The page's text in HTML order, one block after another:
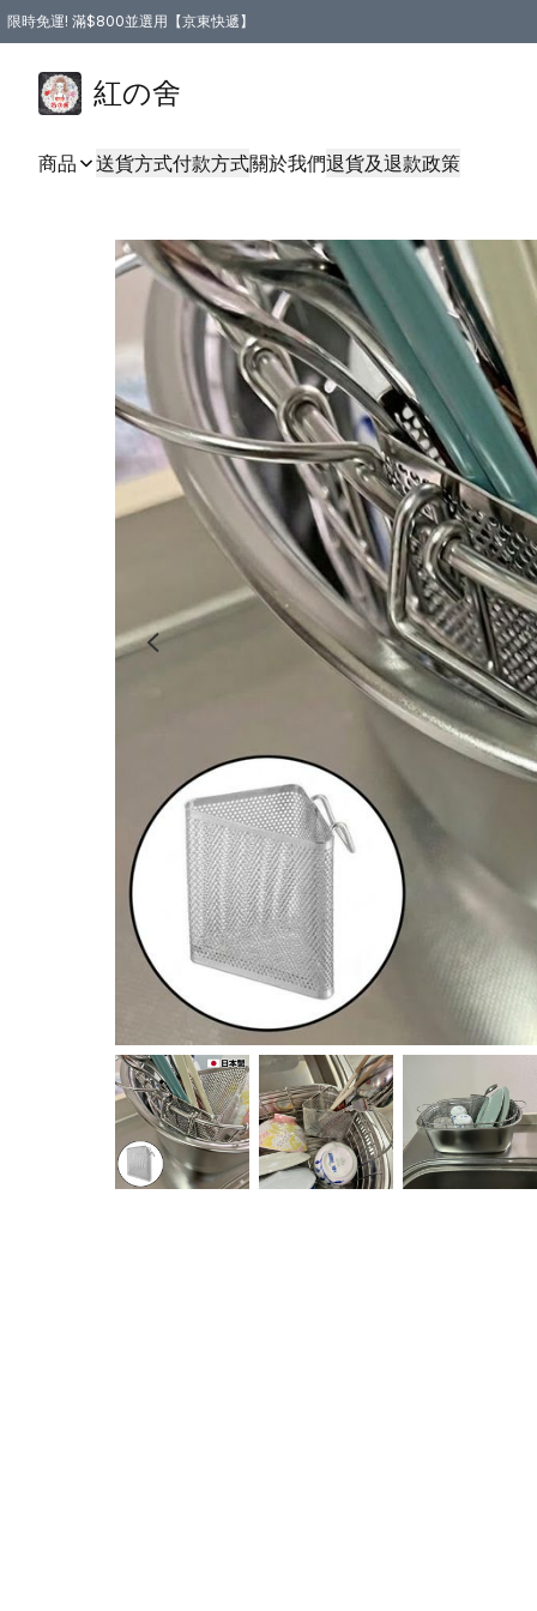
限時免運! 滿$800並選用【京東快遞】
紅の舍
商品 送貨方式付款方式關於我們退貨及退款政策